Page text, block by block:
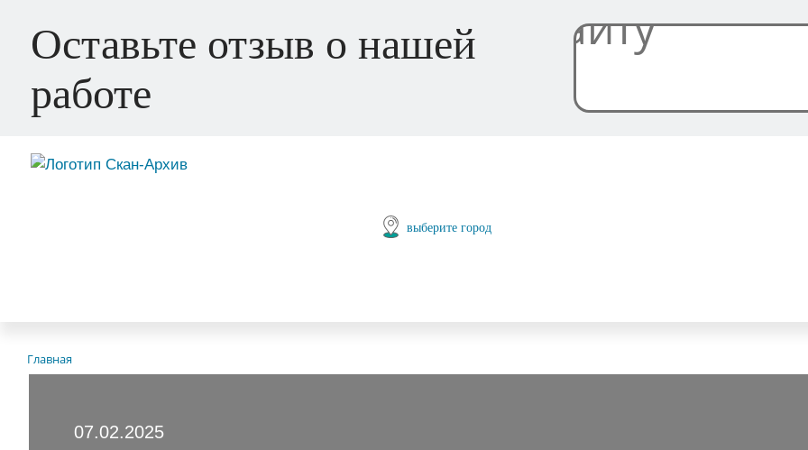
Оставьте отзыв о нашей
работе
выберите город
Главная
07.02.2025